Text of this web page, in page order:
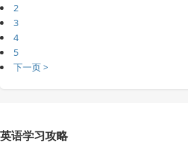
2
3
4
5
下一页 >
英语学习攻略